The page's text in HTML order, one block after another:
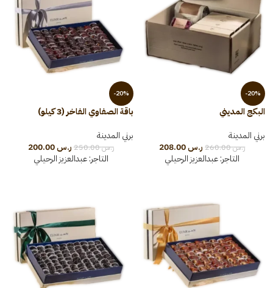
-20%
البكج المديني
برني المدينة
ر.س260.00 ر.س208.00
التاجر:عبدالعزيز الرحيلي
-20%
باقة الصفاوي الفاخر (3 كيلو)
برني المدينة
ر.س250.00 ر.س200.00
التاجر:عبدالعزيز الرحيلي